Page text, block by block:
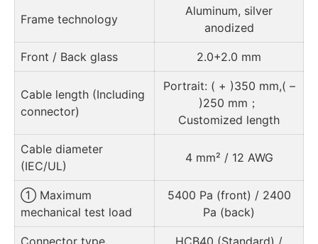
Frame technology
Aluminum, silver
anodized
Front / Back glass 2.0+2.0 mm
Cable length (Including
connector)
Portrait: ( + )350 mm,( –
)250 mm；
Customized length
Cable diameter
(IEC/UL)
4 mm² / 12 AWG
① Maximum
mechanical test load
5400 Pa (front) / 2400
Pa (back)
Connector type
HCB40 (Standard) /